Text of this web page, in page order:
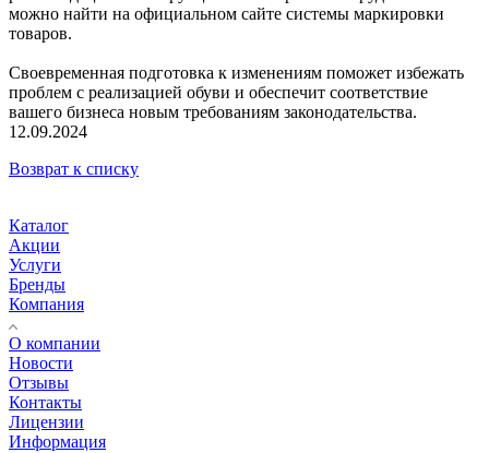
можно найти на официальном сайте системы маркировки
товаров.
Своевременная подготовка к изменениям поможет избежать
проблем с реализацией обуви и обеспечит соответствие
вашего бизнеса новым требованиям законодательства.
12.09.2024
Возврат к списку
Каталог
Акции
Услуги
Бренды
Компания
О компании
Новости
Отзывы
Контакты
Лицензии
Информация